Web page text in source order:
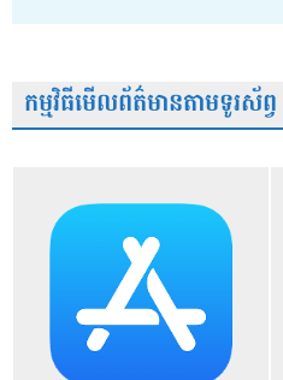
កម្មវិធីមើលព័ត៌មានតាមទូរស័ព្វ